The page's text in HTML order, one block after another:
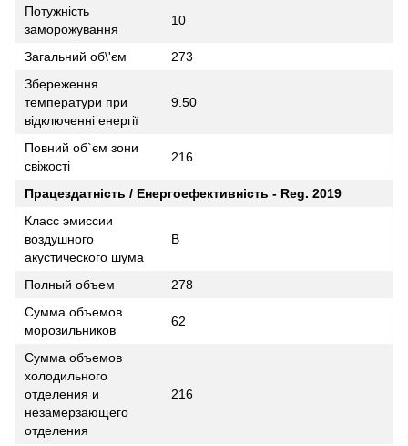
Потужність
заморожування
10
Загальний об\'єм
273
Збереження
температури при
відключенні енергії
9.50
Повний об`єм зони
свіжості
216
Працездатність / Енергоефективність - Reg. 2019
Класс эмиссии
воздушного
акустического шума
B
Полный объем
278
Сумма объемов
морозильников
62
Сумма объемов
холодильного
отделения и
незамерзающего
отделения
216